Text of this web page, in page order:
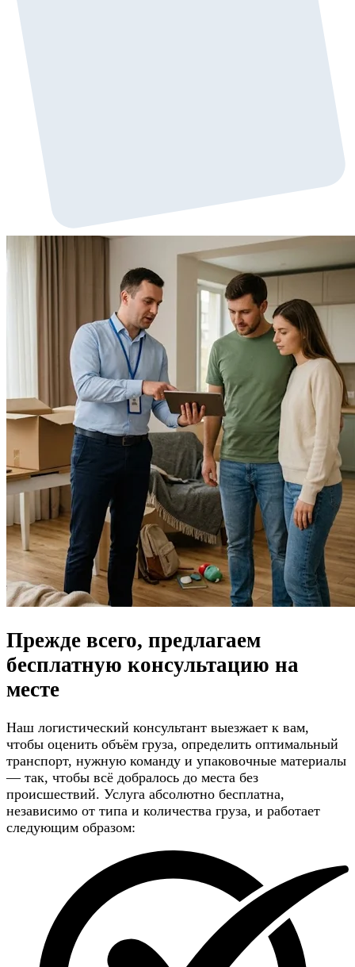
Прежде всего, предлагаем
бесплатную консультацию на
месте
Наш логистический консультант выезжает к вам,
чтобы оценить объём груза, определить оптимальный
транспорт, нужную команду и упаковочные материалы
— так, чтобы всё добралось до места без
происшествий. Услуга абсолютно бесплатна,
независимо от типа и количества груза, и работает
следующим образом: